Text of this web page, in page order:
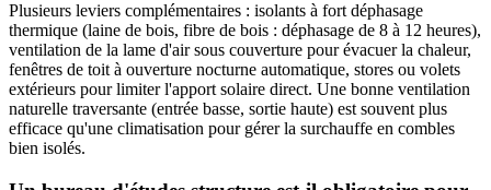
Plusieurs leviers complémentaires : isolants à fort déphasage
thermique (laine de bois, fibre de bois : déphasage de 8 à 12 heures),
ventilation de la lame d'air sous couverture pour évacuer la chaleur,
fenêtres de toit à ouverture nocturne automatique, stores ou volets
extérieurs pour limiter l'apport solaire direct. Une bonne ventilation
naturelle traversante (entrée basse, sortie haute) est souvent plus
efficace qu'une climatisation pour gérer la surchauffe en combles
bien isolés.